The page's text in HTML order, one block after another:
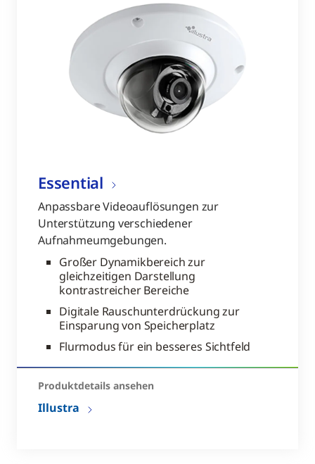
Essential
Anpassbare Videoauflösungen zur
Unterstützung verschiedener
Aufnahmeumgebungen.
Großer Dynamikbereich zur
gleichzeitigen Darstellung
kontrastreicher Bereiche
Digitale Rauschunterdrückung zur
Einsparung von Speicherplatz
Flurmodus für ein besseres Sichtfeld
Produktdetails ansehen
Illustra